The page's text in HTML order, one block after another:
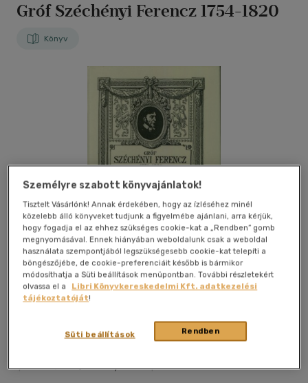
Gróf Széchényi Ferencz 1754-1820
Könyv
Kívánságlistához adom
|cérnafűzött, keménytáblás|384 oldal
Személyre szabott könyvajánlatok!
Tisztelt Vásárlónk! Annak érdekében, hogy az ízléséhez minél
közelebb álló könyveket tudjunk a figyelmébe ajánlani, arra kérjük,
hogy fogadja el az ehhez szükséges cookie-kat a „Rendben” gomb
megnyomásával. Ennek hiányában weboldalunk csak a weboldal
használata szempontjából legszükségesebb cookie-kat telepíti a
böngészőjébe, de cookie-preferenciáit később is bármikor
módosíthatja a Süti beállítások menüpontban. További részletekért
olvassa el a
Libri Könyvkereskedelmi Kft. adatkezelési
tájékoztatóját!
Rendben
Süti beállítások